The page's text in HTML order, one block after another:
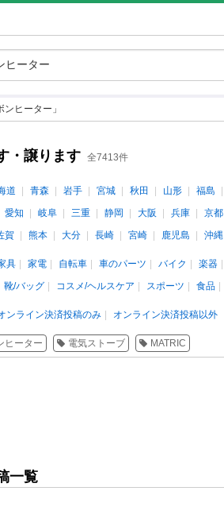
ヒーター」
・譲ります 全7413件
道 青森 岩手 宮城 秋田 山形 福島
愛知 岐阜 三重 静岡 大阪 兵庫 京都
賀 熊本 大分 長崎 宮崎 鹿児島 沖縄
具 家電 自転車 車のパーツ バイク 楽器
靴/バッグ コスメ/ヘルスケア スポーツ 食品
ンライン決済投稿のみ オンライン決済投稿以外
ヒーター 電気ストーブ MATRIC
一覧